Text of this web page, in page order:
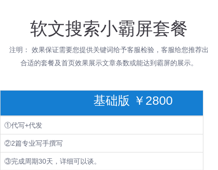
软文搜索小霸屏套餐
注明： 效果保证需要您提供关键词给予客服检验，客服给您推荐出
合适的套餐及首页效果展示文章条数或能达到霸屏的展示。
基础版 ￥2800
①代写+代发
②2篇专业写手撰写
③完成周期30天，详细可以谈。